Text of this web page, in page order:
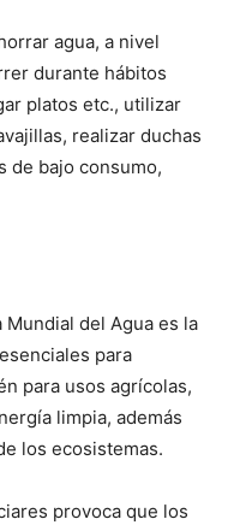
agua, a nivel
durante hábitos
platos etc., utilizar
realizar duchas
de bajo consumo,
del Agua es la
para
para usos agrícolas,
limpia, además
los ecosistemas.
provoca que los